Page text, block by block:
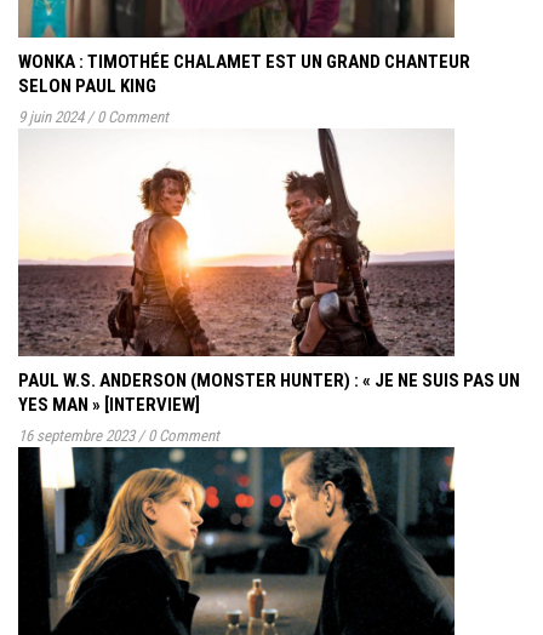
WONKA : TIMOTHÉE CHALAMET EST UN GRAND CHANTEUR
SELON PAUL KING
9 juin 2024 / 0 Comment
PAUL W.S. ANDERSON (MONSTER HUNTER) : « JE NE SUIS PAS UN
YES MAN » [INTERVIEW]
16 septembre 2023 / 0 Comment